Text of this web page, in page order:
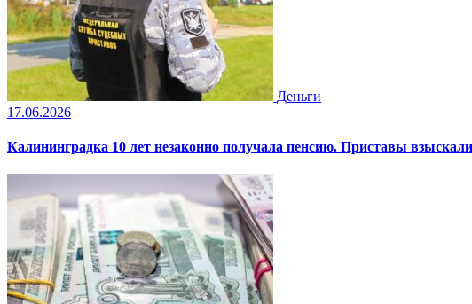
Деньги
17.06.2026
Калининградка 10 лет незаконно получала пенсию. Приставы